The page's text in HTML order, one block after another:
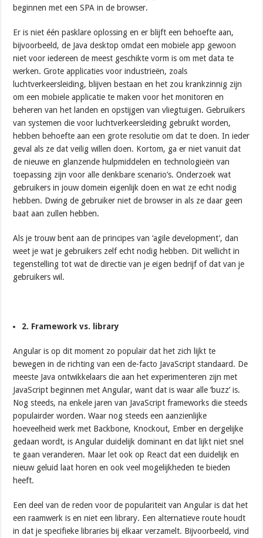
beginnen met een SPA in de browser.
Er is niet één pasklare oplossing en er blijft een behoefte aan,
bijvoorbeeld, de Java desktop omdat een mobiele app gewoon
niet voor iedereen de meest geschikte vorm is om met data te
werken. Grote applicaties voor industrieën, zoals
luchtverkeersleiding, blijven bestaan en het zou krankzinnig zijn
om een mobiele applicatie te maken voor het monitoren en
beheren van het landen en opstijgen van vliegtuigen. Gebruikers
van systemen die voor luchtverkeersleiding gebruikt worden,
hebben behoefte aan een grote resolutie om dat te doen. In ieder
geval als ze dat veilig willen doen. Kortom, ga er niet vanuit dat
de nieuwe en glanzende hulpmiddelen en technologieën van
toepassing zijn voor alle denkbare scenario’s. Onderzoek wat
gebruikers in jouw domein eigenlijk doen en wat ze echt nodig
hebben. Dwing de gebruiker niet de browser in als ze daar geen
baat aan zullen hebben.
Als je trouw bent aan de principes van ‘agile development’, dan
weet je wat je gebruikers zelf echt nodig hebben. Dit wellicht in
tegenstelling tot wat de directie van je eigen bedrijf of dat van je
gebruikers wil.
2. Framework vs. library
Angular is op dit moment zo populair dat het zich lijkt te
bewegen in de richting van een de-facto JavaScript standaard. De
meeste Java ontwikkelaars die aan het experimenteren zijn met
JavaScript beginnen met Angular, want dat is waar alle ‘buzz’ is.
Nog steeds, na enkele jaren van JavaScript frameworks die steeds
populairder worden. Waar nog steeds een aanzienlijke
hoeveelheid werk met Backbone, Knockout, Ember en dergelijke
gedaan wordt, is Angular duidelijk dominant en dat lijkt niet snel
te gaan veranderen. Maar let ook op React dat een duidelijk en
nieuw geluid laat horen en ook veel mogelijkheden te bieden
heeft.
Een deel van de reden voor de populariteit van Angular is dat het
een raamwerk is en niet een library. Een alternatieve route houdt
in dat je specifieke libraries bij elkaar verzamelt. Bijvoorbeeld, vind